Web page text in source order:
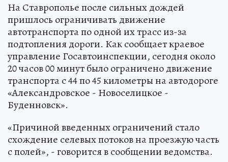
На Ставрополье после сильных дождей
пришлось ограничивать движение
автотранспорта по одной их трасс из-за
подтопления дороги. Как сообщает краевое
управление Госавтоинспекции, сегодня около
20 часов 00 минут было ограничено движение
транспорта с 44 по 45 километры на автодороге
«Александровское - Новоселицкое -
Буденновск».
«Причиной введенных ограничений стало
схождение селевых потоков на проезжую часть
с полей», - говорится в сообщении ведомства.